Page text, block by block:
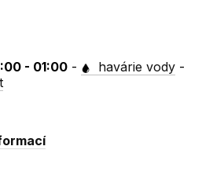
- 01:00 - havárie vody -